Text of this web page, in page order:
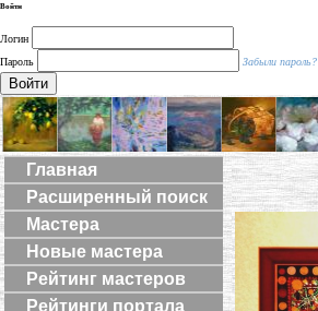
Войти
Логин
Пароль
Забыли пароль?
Войти
Главная
Расширенный поиск
Мастера
Новые мастера
Рейтинг мастеров
Рейтинги портала